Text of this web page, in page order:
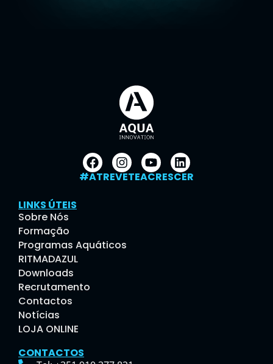
#ATREVETEACRESCER
LINKS ÚTEIS
Sobre Nós
Formação
Programas Aquáticos
RITMADAZUL
Downloads
Recrutamento
Contactos
Notícias
LOJA ONLINE
CONTACTOS